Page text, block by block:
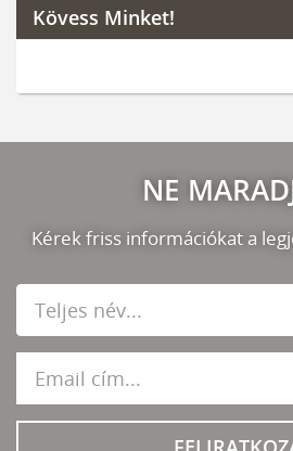
Kövess Minket!
NE
Kérek friss információkat a